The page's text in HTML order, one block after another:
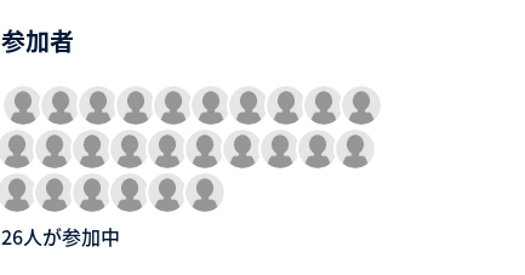
参加者
26人が参加中